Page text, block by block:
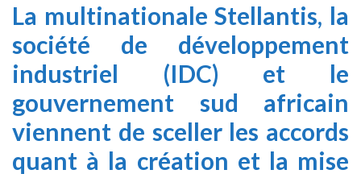
La multinationale Stellantis, la
société de développement
industriel (IDC) et le
gouvernement sud africain
viennent de sceller les accords
quant à la création et la mise